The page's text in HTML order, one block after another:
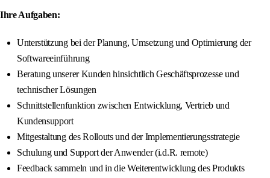
Ihre Aufgaben:
Unterstützung bei der Planung, Umsetzung und Optimierung der
Softwareeinführung
Beratung unserer Kunden hinsichtlich Geschäftsprozesse und
technischer Lösungen
Schnittstellenfunktion zwischen Entwicklung, Vertrieb und
Kundensupport
Mitgestaltung des Rollouts und der Implementierungsstrategie
Schulung und Support der Anwender (i.d.R. remote)
Feedback sammeln und in die Weiterentwicklung des Produkts